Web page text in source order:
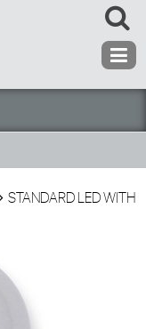
STANDARD LED WITH